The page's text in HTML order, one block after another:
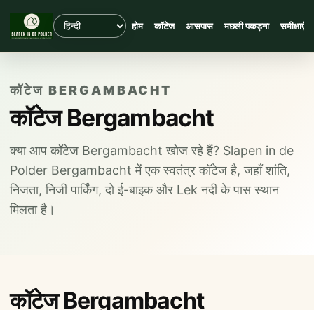
होम कॉटेज आसपास मछली पकड़ना समीक्षाएँ
कॉटेज BERGAMBACHT
कॉटेज Bergambacht
क्या आप कॉटेज Bergambacht खोज रहे हैं? Slapen in de
Polder Bergambacht में एक स्वतंत्र कॉटेज है, जहाँ शांति,
निजता, निजी पार्किंग, दो ई-बाइक और Lek नदी के पास स्थान
मिलता है।
कॉटेज Bergambacht